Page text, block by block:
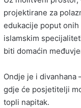
projektirane za
edukacije poput
islamskim
biti domaćin
Ondje je i divanhana
gdje će posjetitelji
topli napitak.